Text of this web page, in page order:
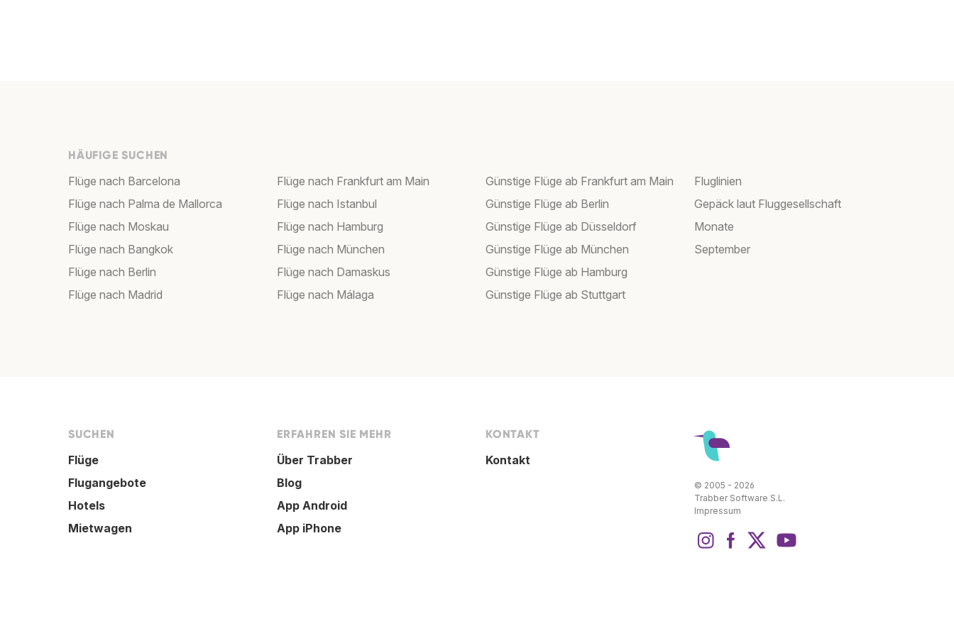
HÄUFIGE SUCHEN
Flüge nach Barcelona
Flüge nach Palma de Mallorca
Flüge nach Moskau
Flüge nach Bangkok
Flüge nach Berlin
Flüge nach Madrid
Flüge nach Frankfurt am Main
Flüge nach Istanbul
Flüge nach Hamburg
Flüge nach München
Flüge nach Damaskus
Flüge nach Málaga
Günstige Flüge ab Frankfurt am Main
Günstige Flüge ab Berlin
Günstige Flüge ab Düsseldorf
Günstige Flüge ab München
Günstige Flüge ab Hamburg
Günstige Flüge ab Stuttgart
Fluglinien
Gepäck laut Fluggesellschaft
Monate
September
SUCHEN
Flüge
Flugangebote
Hotels
Mietwagen
ERFAHREN SIE MEHR
Über Trabber
Blog
App Android
App iPhone
KONTAKT
Kontakt
© 2005 - 2026
Trabber Software S.L.
Impressum